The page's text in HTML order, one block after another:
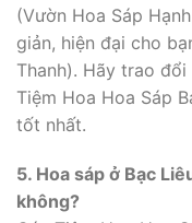
(Vườn Hoa Sáp
giản, hiện đại cho
Thanh). Hãy trao
Tiệm Hoa Hoa Sáp
tốt nhất.
5. Hoa sáp ở Bạc
không?